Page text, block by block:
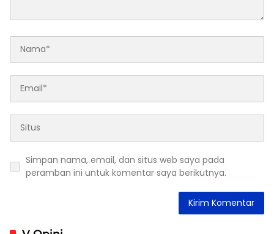
Simpan nama, email, dan situs web saya pada
peramban ini untuk komentar saya berikutnya.